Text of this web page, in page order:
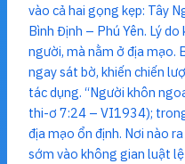
vào cả hai gọng kẹp: Tây
Bình Định – Phú Yên. Lý
người, mà nằm ở địa mạo.
ngay sát bờ, khiến chiến
tác dụng. “Người khôn
thi-ơ 7:24 – VI1934);
địa mạo ổn định. Nơi nào
sớm vào không gian luật